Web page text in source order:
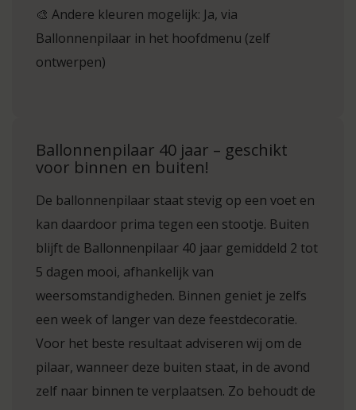
🎨 Andere kleuren mogelijk: Ja, via
Ballonnenpilaar in het hoofdmenu (zelf
ontwerpen)
Ballonnenpilaar 40 jaar – geschikt
voor binnen en buiten!
De ballonnenpilaar staat stevig op een voet en
kan daardoor prima tegen een stootje. Buiten
blijft de Ballonnenpilaar 40 jaar gemiddeld 2 tot
5 dagen mooi, afhankelijk van
weersomstandigheden. Binnen geniet je zelfs
een week of langer van deze feestdecoratie.
Voor het beste resultaat adviseren wij om de
pilaar, wanneer deze buiten staat, in de avond
zelf naar binnen te verplaatsen. Zo behoudt de